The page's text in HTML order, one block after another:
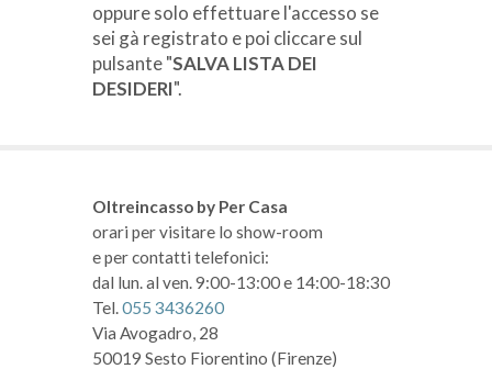
oppure solo effettuare l'accesso se
sei gà registrato e poi cliccare sul
pulsante "SALVA LISTA DEI
DESIDERI".
Oltreincasso by Per Casa
orari per visitare lo show-room
e per contatti telefonici:
dal lun. al ven. 9:00-13:00 e 14:00-18:30
Tel.055 3436260
Via Avogadro, 28
50019 Sesto Fiorentino (Firenze)